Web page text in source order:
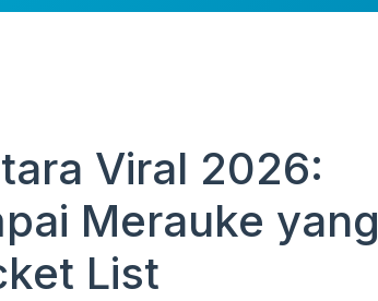
Viral 2026:
Merauke yang
List